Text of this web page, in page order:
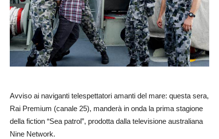
Avviso ai naviganti telespettatori amanti del mare: questa sera,
Rai Premium (canale 25), manderà in onda la prima stagione
della fiction “Sea patrol”, prodotta dalla televisione australiana
Nine Network.